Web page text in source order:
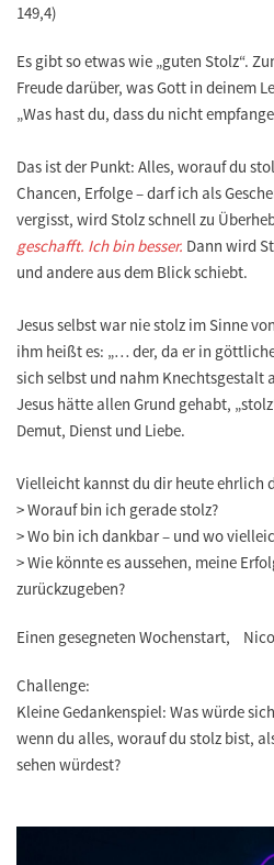
149,4)
Es gibt so etwas wie „guten Stolz“.
Freude darüber, was Gott in deinem
„Was hast du, dass du nicht
Das ist der Punkt: Alles, worauf du
Chancen, Erfolge – darf ich als
vergisst, wird Stolz schnell zu
geschafft. Ich bin besser. Dann wird
und andere aus dem Blick schiebt.
Jesus selbst war nie stolz im Sinne
ihm heißt es: „… der, da er in
sich selbst und nahm Knechtsgestalt
Jesus hätte allen Grund gehabt,
Demut, Dienst und Liebe.
Vielleicht kannst du dir heute ehrlich
> Worauf bin ich gerade stolz?
> Wo bin ich dankbar – und wo
> Wie könnte es aussehen, meine
zurückzugeben?
Einen gesegneten Wochenstart,
Challenge:
Kleine Gedankenspiel: Was würde
wenn du alles, worauf du stolz bist,
sehen würdest?